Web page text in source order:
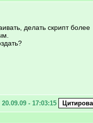
делать скрипт более
20.09.09 - 17:03:15